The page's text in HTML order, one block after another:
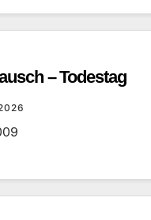
– Todestag